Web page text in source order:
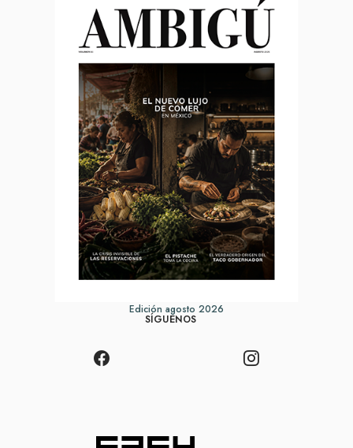
Edición agosto 2026
SÍGUENOS